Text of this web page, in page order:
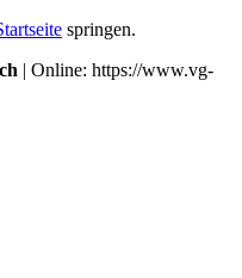
springen.
| Online: https://www.vg-